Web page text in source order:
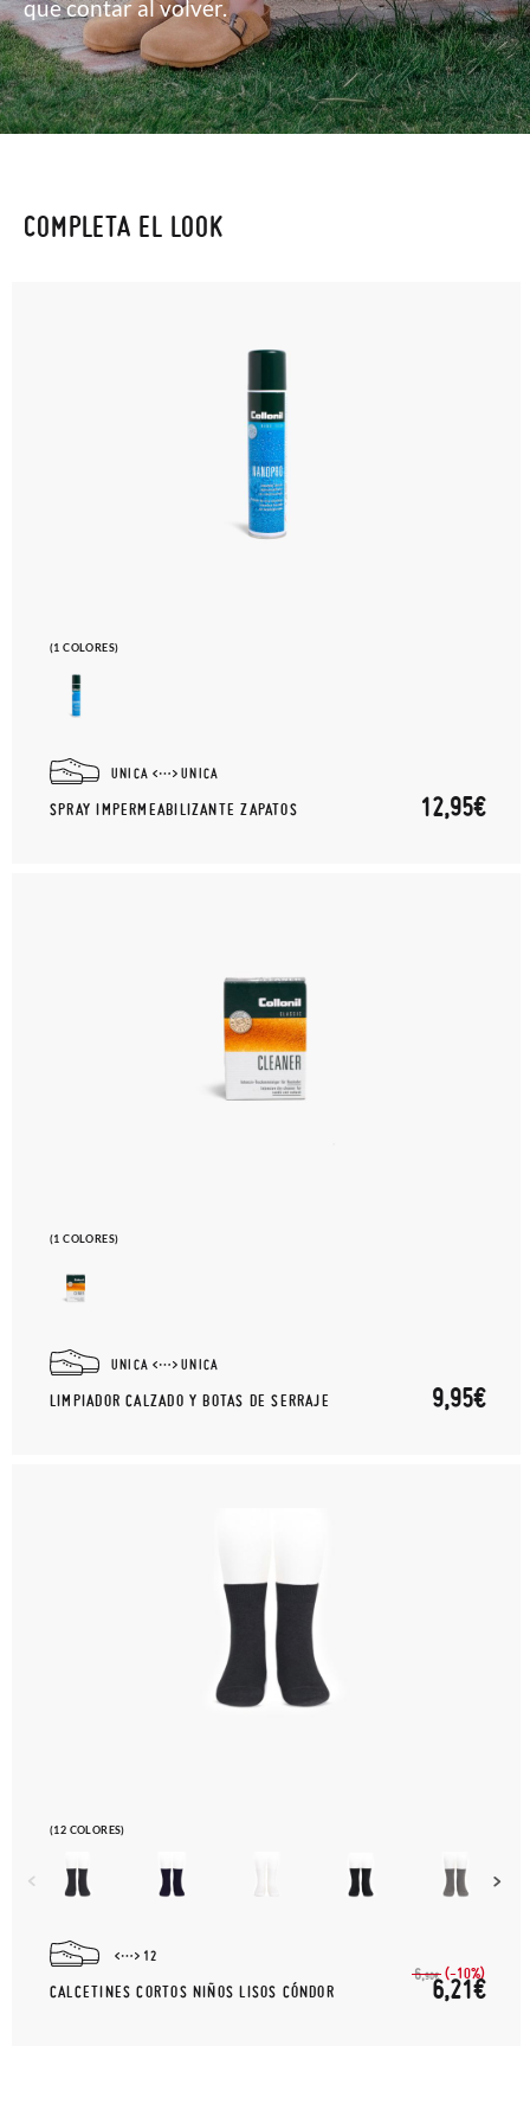
que contar al volver.
COMPLETA EL LOOK
(1 COLORES)
UNICA UNICA
SPRAY IMPERMEABILIZANTE ZAPATOS 12,95€
(1 COLORES)
UNICA UNICA
LIMPIADOR CALZADO Y BOTAS DE SERRAJE 9,95€
(12 COLORES)
12
CALCETINES CORTOS NIÑOS LISOS CÓNDOR
6,90€ (-10%)
6,21€